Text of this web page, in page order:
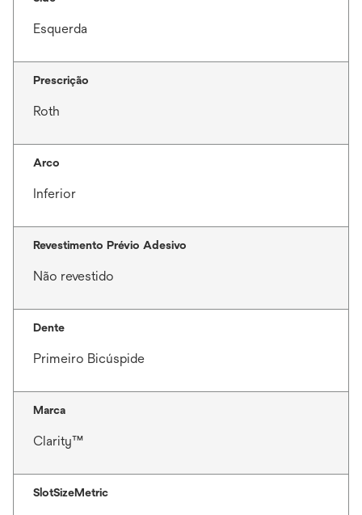
Esquerda
Prescrição
Roth
Arco
Inferior
Revestimento Prévio Adesivo
Não revestido
Dente
Primeiro Bicúspide
Marca
Clarity™
SlotSizeMetric